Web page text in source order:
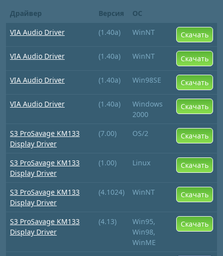
Драйвер Версия
ОС
VIA Audio Driver
(1.40a) WinNT Скачать
VIA Audio Driver (1.40a) WinNT Скачать
VIA Audio Driver (1.40a) Win98SE Скачать
VIA Audio Driver (1.40a)
Windows
2000
Скачать
S3 ProSavage KM133
Display Driver
(7.00) OS/2 Скачать
S3 ProSavage KM133
Display Driver
(1.00) Linux Скачать
S3 ProSavage KM133
Display Driver
(4.1024) WinNT Скачать
S3 ProSavage KM133
Display Driver
(4.13)
Win95,
Win98,
WinME
Скачать